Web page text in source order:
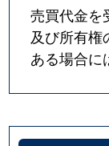
売買代金を
及び所有権
ある場合に